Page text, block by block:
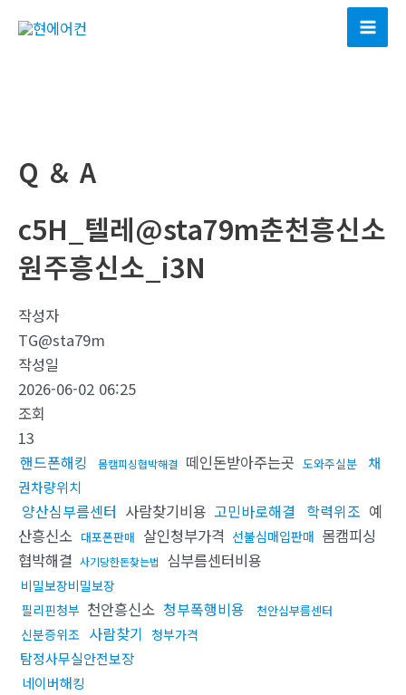
Main
Q ＆ A
c5H_텔레@sta79m춘천흥신소
원주흥신소_i3N
작성자
TG@sta79m
작성일
2026-06-02 06:25
조회
13
핸드폰해킹
몸캠피싱협박해결 떼인돈받아주는곳 도와주실분
채
권차량위치
양산심부름센터 사람찾기비용 고민바로해결 학력위조 예
산흥신소 대포폰판매 살인청부가격 선불심매입판매 몸캠피싱
협박해결 사기당한돈찾는법 심부름센터비용
비밀보장비밀보장
필리핀청부 천안흥신소 청부폭행비용 천안심부름센터
신분증위조 사람찾기 청부가격
탐정사무실안전보장
네이버해킹